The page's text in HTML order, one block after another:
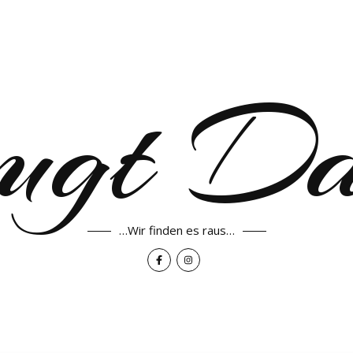
…Wir finden es raus…